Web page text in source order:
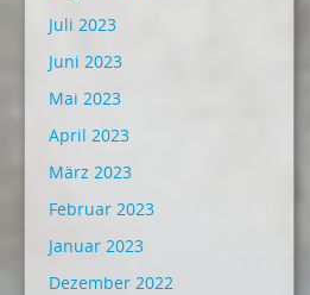
Juli 2023
Juni 2023
Mai 2023
April 2023
März 2023
Februar 2023
Januar 2023
Dezember 2022